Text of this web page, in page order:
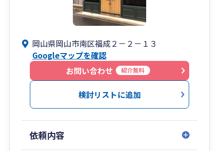
岡山県岡山市南区福成２－２－１３
Googleマップを確認
お問い合わせ
紹介無料
検討リストに追加
依頼内容